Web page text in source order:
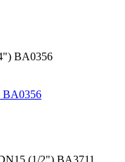
BA0356